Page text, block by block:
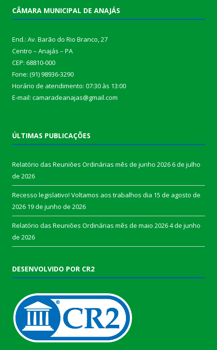
CÂMARA MUNICIPAL DE ANAJÁS
End.: Av. Barão do Rio Branco, 27
Centro – Anajás – PA
CEP: 68810-000
Fone: (91) 98936-3290
Horário de atendimento: 07:30 às 13:00
E-mail: camaradeanajas@gmail.com
ÚLTIMAS PUBLICAÇÕES
Relatório das Reuniões Ordinárias mês de junho 20266 de julho
de 2026
Recesso legislativo! Voltamos aos trabalhos dia 15 de agosto de
2026 19 de junho de 2026
Relatório das Reuniões Ordinárias mês de maio 20264 de junho
de 2026
DESENVOLVIDO POR CR2